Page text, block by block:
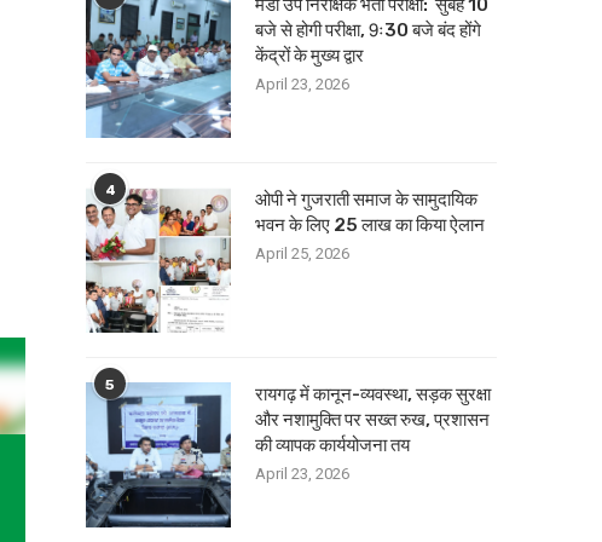
मंडी उप निरीक्षक भर्ती परीक्षा: सुबह 10
बजे से होगी परीक्षा, 9ः30 बजे बंद होंगे
केंद्रों के मुख्य द्वार
April 23, 2026
4
ओपी ने गुजराती समाज के सामुदायिक
भवन के लिए 25 लाख का किया ऐलान
April 25, 2026
5
रायगढ़ में कानून-व्यवस्था, सड़क सुरक्षा
और नशामुक्ति पर सख्त रुख, प्रशासन
की व्यापक कार्ययोजना तय
April 23, 2026